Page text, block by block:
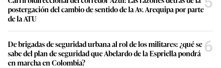
postergación del cambio de sentido de la Av. Arequipa por parte
de la ATU
De brigadas de seguridad urbana al rol de los militares: ¿qué se
sabe del plan de seguridad que Abelardo de la Espriella pondrá
en marcha en Colombia?
6